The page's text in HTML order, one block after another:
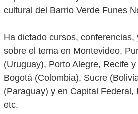
cultural del Barrio Verde Funes
Ha dictado cursos, conferencias,
sobre el tema en Montevideo,
(Uruguay), Porto Alegre, Recife
Bogotá (Colombia), Sucre
(Paraguay) y en Capital Federal,
etc.